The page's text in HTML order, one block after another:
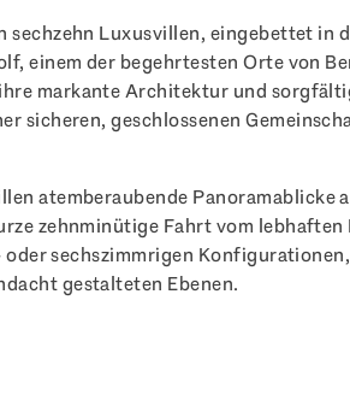
sechzehn Luxusvillen, eingebettet in
einem der begehrtesten Orte von
markante Architektur und
sicheren, geschlossenen
atemberaubende Panoramablicke
zehnminütige Fahrt vom lebhaften
sechszimmrigen
gestalteten Ebenen.